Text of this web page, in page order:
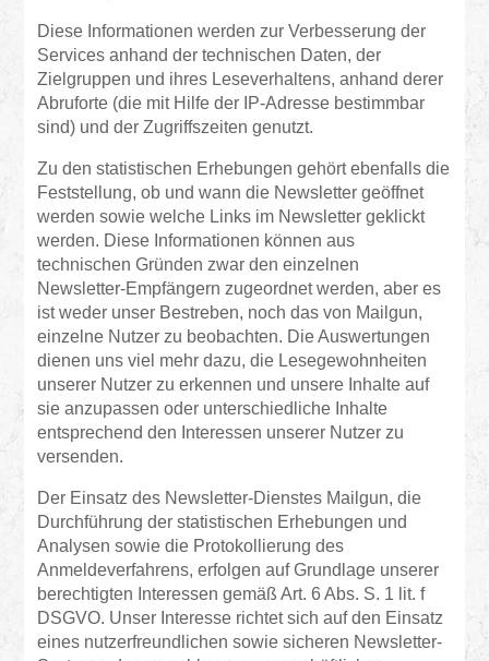
Diese Informationen werden zur Verbesserung der
Services anhand der technischen Daten, der
Zielgruppen und ihres Leseverhaltens, anhand derer
Abruforte (die mit Hilfe der IP-Adresse bestimmbar
sind) und der Zugriffszeiten genutzt.
Zu den statistischen Erhebungen gehört ebenfalls die
Feststellung, ob und wann die Newsletter geöffnet
werden sowie welche Links im Newsletter geklickt
werden. Diese Informationen können aus
technischen Gründen zwar den einzelnen
Newsletter-Empfängern zugeordnet werden, aber es
ist weder unser Bestreben, noch das von Mailgun,
einzelne Nutzer zu beobachten. Die Auswertungen
dienen uns viel mehr dazu, die Lesegewohnheiten
unserer Nutzer zu erkennen und unsere Inhalte auf
sie anzupassen oder unterschiedliche Inhalte
entsprechend den Interessen unserer Nutzer zu
versenden.
Der Einsatz des Newsletter-Dienstes Mailgun, die
Durchführung der statistischen Erhebungen und
Analysen sowie die Protokollierung des
Anmeldeverfahrens, erfolgen auf Grundlage unserer
berechtigten Interessen gemäß Art. 6 Abs. S. 1 lit. f
DSGVO. Unser Interesse richtet sich auf den Einsatz
eines nutzerfreundlichen sowie sicheren Newsletter-